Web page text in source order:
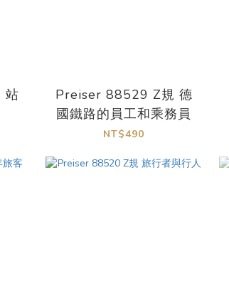
站
Preiser 88529 Z規 德
國鐵路的員工和乘務員
NT$490